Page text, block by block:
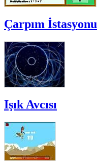
Çarpım İstasyonu
Işık Avcısı